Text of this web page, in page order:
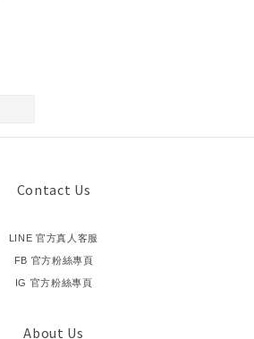
Contact Us
LINE 官方真人客服
FB 官方粉絲專頁
IG 官方粉絲專頁
About Us